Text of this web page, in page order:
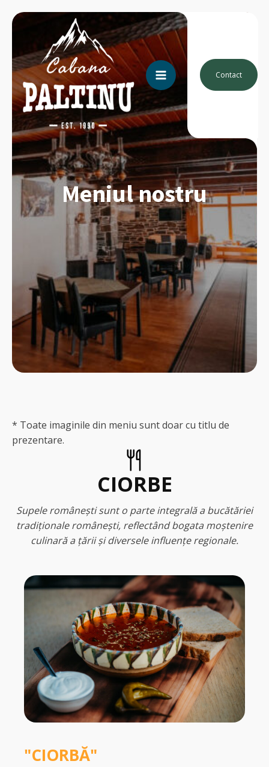
Contact
Meniul nostru
* Toate imaginile din meniu sunt doar cu titlu de
prezentare.
CIORBE
Supele românești sunt o parte integrală a bucătăriei
tradiționale românești, reflectând bogata moștenire
culinară a țării și diversele influențe regionale.
"CIORBĂ"